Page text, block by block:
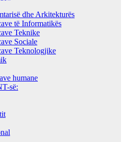
dhe Arkitekturës
të Informatikës
Teknike
Sociale
Teknologjike
humane
së: